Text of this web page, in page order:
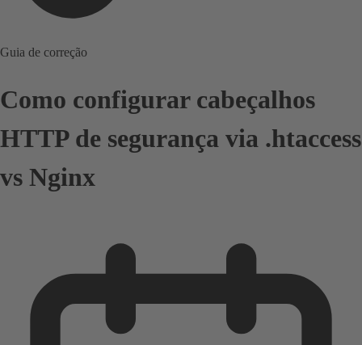
Guia de correção
Como configurar cabeçalhos
HTTP de segurança via .htaccess
vs Nginx